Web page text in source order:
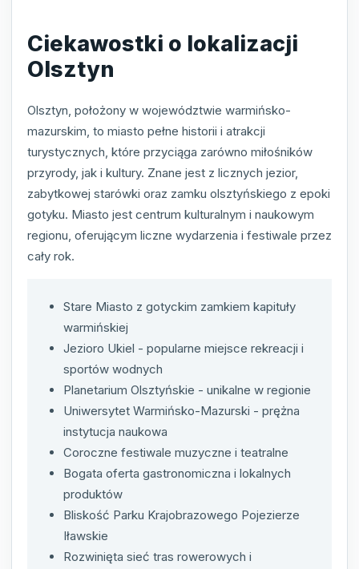
Ciekawostki o lokalizacji
Olsztyn
Olsztyn, położony w województwie warmińsko-
mazurskim, to miasto pełne historii i atrakcji
turystycznych, które przyciąga zarówno miłośników
przyrody, jak i kultury. Znane jest z licznych jezior,
zabytkowej starówki oraz zamku olsztyńskiego z epoki
gotyku. Miasto jest centrum kulturalnym i naukowym
regionu, oferującym liczne wydarzenia i festiwale przez
cały rok.
Stare Miasto z gotyckim zamkiem kapituły
warmińskiej
Jezioro Ukiel - popularne miejsce rekreacji i
sportów wodnych
Planetarium Olsztyńskie - unikalne w regionie
Uniwersytet Warmińsko-Mazurski - prężna
instytucja naukowa
Coroczne festiwale muzyczne i teatralne
Bogata oferta gastronomiczna i lokalnych
produktów
Bliskość Parku Krajobrazowego Pojezierze
Iławskie
Rozwinięta sieć tras rowerowych i